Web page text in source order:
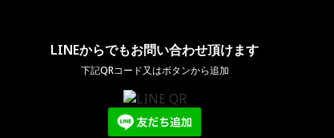
LINEからでもお問い合わせ頂けます
下記QRコード又はボタンから追加